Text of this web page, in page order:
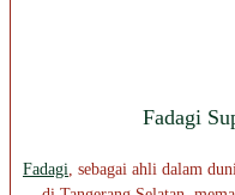
Fadagi
Fadagi , sebagai ahli dalam